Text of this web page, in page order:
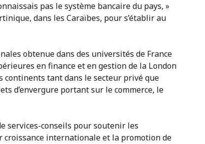
pas le système bancaire du pays, »
dans les Caraïbes, pour s’établir au
obtenue dans des universités de France
en finance et en gestion de la London
continents tant dans le secteur privé que
d’envergure portant sur le commerce, le
services-conseils pour soutenir les
internationale et la promotion de